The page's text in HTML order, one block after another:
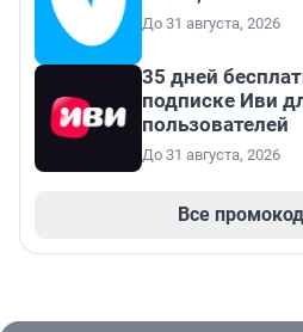
До 31 августа, 2026
35 дней
подписке Иви
пользователей
До 31 августа, 2026
Все